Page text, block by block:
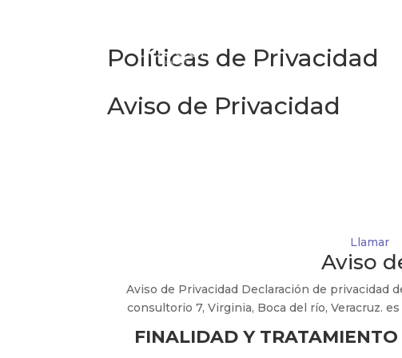
Políticas de Privacidad
Aviso de Privacidad
Llamar
Aviso
Aviso de Privacidad Declaración de privacidad
consultorio 7, Virginia, Boca del río, Veracruz.
FINALIDAD Y